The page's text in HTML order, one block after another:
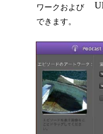
ワークおよび
できます。